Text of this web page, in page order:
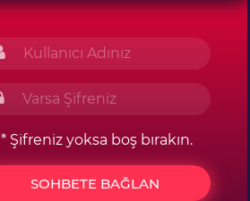
* Şifreniz yoksa boş bırakın.
SOHBETE BAĞLAN